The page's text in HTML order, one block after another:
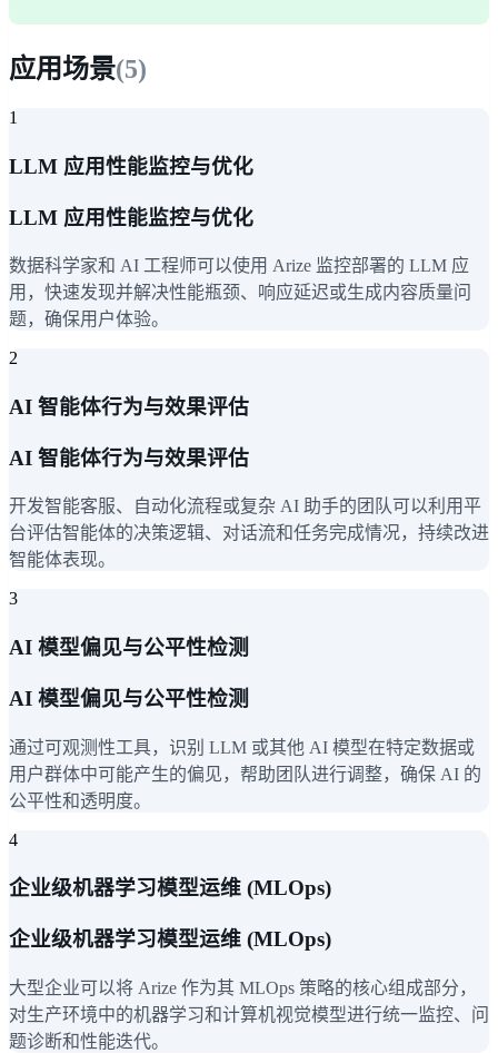
应用场景(5)
1
LLM 应用性能监控与优化
LLM 应用性能监控与优化
数据科学家和 AI 工程师可以使用 Arize 监控部署的 LLM 应
用，快速发现并解决性能瓶颈、响应延迟或生成内容质量问
题，确保用户体验。
2
AI 智能体行为与效果评估
AI 智能体行为与效果评估
开发智能客服、自动化流程或复杂 AI 助手的团队可以利用平
台评估智能体的决策逻辑、对话流和任务完成情况，持续改进
智能体表现。
3
AI 模型偏见与公平性检测
AI 模型偏见与公平性检测
通过可观测性工具，识别 LLM 或其他 AI 模型在特定数据或
用户群体中可能产生的偏见，帮助团队进行调整，确保 AI 的
公平性和透明度。
4
企业级机器学习模型运维 (MLOps)
企业级机器学习模型运维 (MLOps)
大型企业可以将 Arize 作为其 MLOps 策略的核心组成部分，
对生产环境中的机器学习和计算机视觉模型进行统一监控、问
题诊断和性能迭代。